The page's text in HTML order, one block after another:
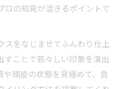
ロの知見が活きるポイントで
スをなじませてふんわり仕上
すことで若々しい印象を演出
頭皮の状態を見極めて、負